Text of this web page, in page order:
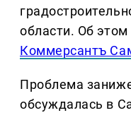
области. Об
Коммерсантъ
Проблема
обсуждалась в